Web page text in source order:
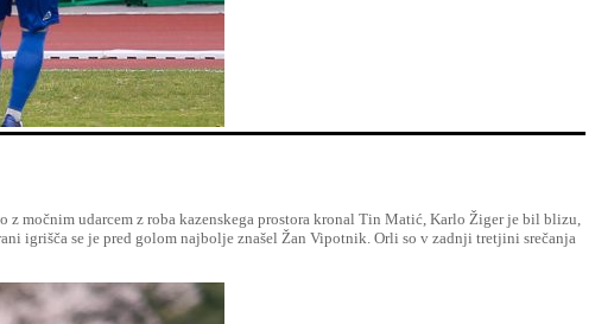
močnim udarcem z roba kazenskega prostora kronal Tin Matić, Karlo Žiger je bil blizu,
igrišča se je pred golom najbolje znašel Žan Vipotnik. Orli so v zadnji tretjini srečanja